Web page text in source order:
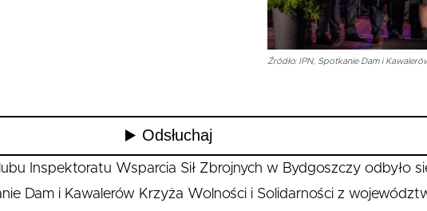
Źródło: IPN, Spotkanie Dam i
Inspektoratu Wsparcia Sił Zbrojnych w Bydgoszczy odbyło
Dam i Kawalerów Krzyża Wolności i Solidarności z